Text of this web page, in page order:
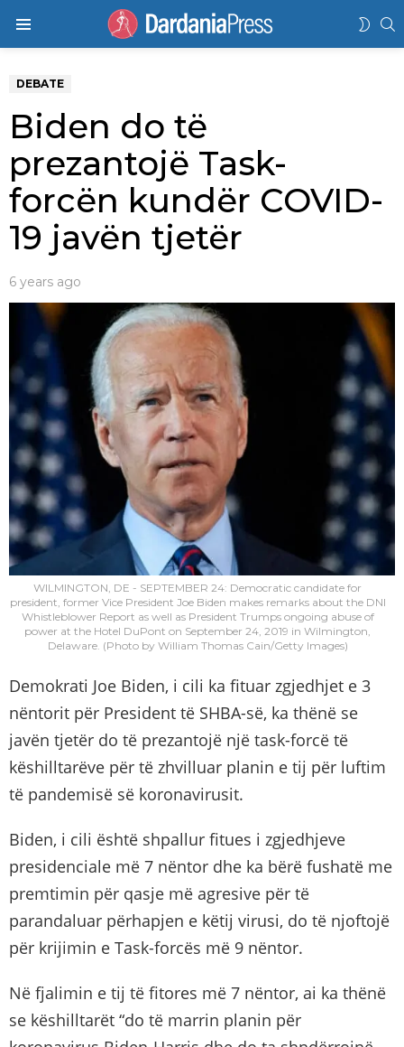
DEBATE
Biden do të
prezantojë Task-
forcën kundër COVID-
19 javën tjetër
6 years ago
WILMINGTON, DE - SEPTEMBER 24: Democratic candidate for
president, former Vice President Joe Biden makes remarks about the DNI
Whistleblower Report as well as President Trumps ongoing abuse of
power at the Hotel DuPont on September 24, 2019 in Wilmington,
Delaware. (Photo by William Thomas Cain/Getty Images)
Demokrati Joe Biden, i cili ka fituar zgjedhjet e 3
nëntorit për President të SHBA-së, ka thënë se
javën tjetër do të prezantojë një task-forcë të
këshilltarëve për të zhvilluar planin e tij për luftim
të pandemisë së koronavirusit.
Biden, i cili është shpallur fitues i zgjedhjeve
presidenciale më 7 nëntor dhe ka bërë fushatë me
premtimin për qasje më agresive për të
parandaluar përhapjen e këtij virusi, do të njoftojë
për krijimin e Task-forcës më 9 nëntor.
Në fjalimin e tij të fitores më 7 nëntor, ai ka thënë
se këshilltarët “do të marrin planin për